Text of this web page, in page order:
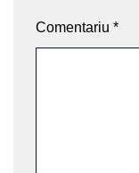
Comentariu *